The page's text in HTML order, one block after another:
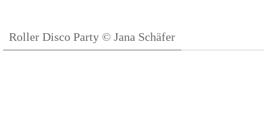
Roller Disco Party © Jana Schäfer